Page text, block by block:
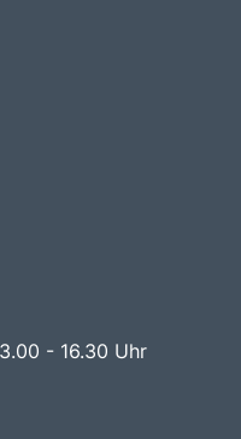
- 16.30 Uhr